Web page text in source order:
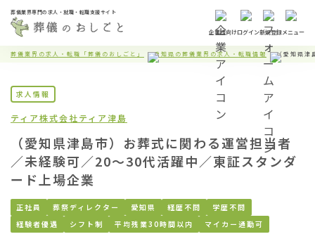
葬儀業界専門の求人・就職・転職支援サイト
企業様向けログイン新規登録メニュー
葬儀業界の求人・転職「葬儀のおしごと」 愛知県の葬儀業界の求人・転職情報 （愛知県津
求人情報
ティア株式会社ティア津島
（愛知県津島市）お葬式に関わる運営担当者
／未経験可／20〜30代活躍中／東証スタンダ
ード上場企業
正社員 葬祭ディレクター 愛知県 経歴不問
学歴不問
経験者優遇
シフト制 平均残業30時間以内 マイカー通勤可